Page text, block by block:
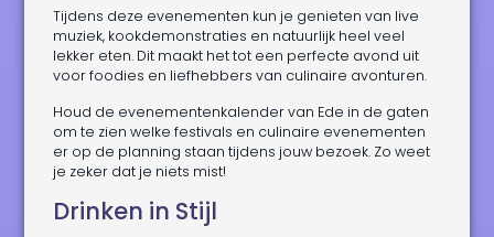
Tijdens deze evenementen kun je genieten van live
muziek, kookdemonstraties en natuurlijk heel veel
lekker eten. Dit maakt het tot een perfecte avond uit
voor foodies en liefhebbers van culinaire avonturen.
Houd de evenementenkalender van Ede in de gaten
om te zien welke festivals en culinaire evenementen
er op de planning staan tijdens jouw bezoek. Zo weet
je zeker dat je niets mist!
Drinken in Stijl